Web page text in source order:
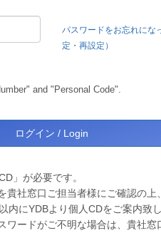
パスワードをお忘れにな
定・再設定）
and "Personal Code".
」が必要です。
社窓口ご担当者様にご確認の上、
にYDBより個人CDをご案内致し
ワードがご不明な場合は、貴社窓